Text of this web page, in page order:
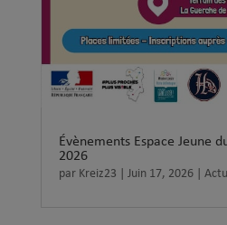
Évènements Espace Jeune
2026
par Kreiz23 Juin 17, 2026|